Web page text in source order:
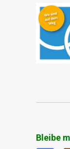
Bleibe